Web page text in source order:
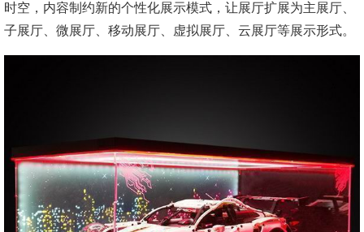
时空，内容制约新的个性化展示模式，让展厅扩展为主展厅、
子展厅、微展厅、移动展厅、虚拟展厅、云展厅等展示形式。